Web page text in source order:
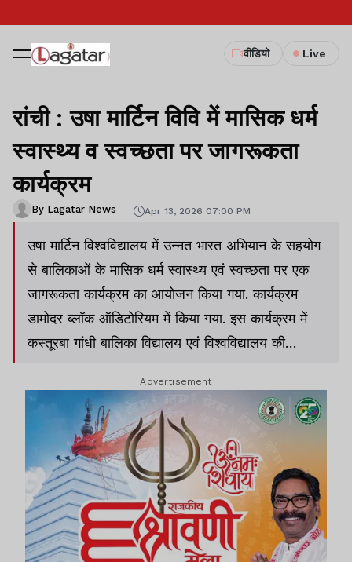
वीडियो Live
रांची : उषा मार्टिन विवि में मासिक धर्म
स्वास्थ्य व स्वच्छता पर जागरूकता
कार्यक्रम
By Lagatar News Apr 13, 2026 07:00 PM
उषा मार्टिन विश्वविद्यालय में उन्नत भारत अभियान के सहयोग
से बालिकाओं के मासिक धर्म स्वास्थ्य एवं स्वच्छता पर एक
जागरूकता कार्यक्रम का आयोजन किया गया. कार्यक्रम
डामोदर ब्लॉक ऑडिटोरियम में किया गया. इस कार्यक्रम में
कस्तूरबा गांधी बालिका विद्यालय एवं विश्वविद्यालय की
Advertisement